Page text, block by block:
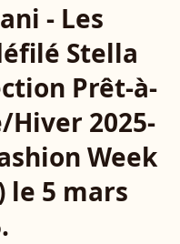
- Les
Stella
Prêt-à-
2025-
Week
le 5 mars